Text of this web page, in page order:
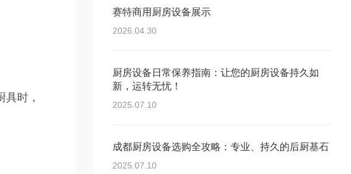
时，
赛特商用厨房设备展示
2026.04.30
厨房设备日常保养指南：让您的厨房设备持久如
新，运转无忧！
2025.07.10
成都厨房设备选购全攻略：专业、持久的后厨基石
2025.07.10